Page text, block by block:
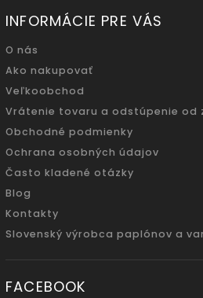
INFORMÁCIE PRE VÁS
O nás
Ako nakupovať
Veľkoobchod
Vrátenie tovaru a odstúpenie od
Obchodné podmienky
Ochrana osobných údajov
Často kladené otázky
Blog
Kontakty
Slovenský výrobca paplónov a
FACEBOOK